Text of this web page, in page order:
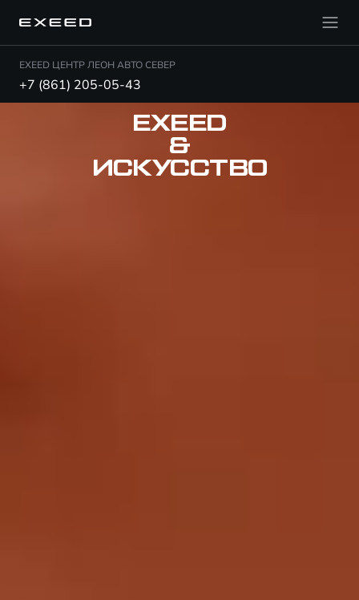
EXEED ЦЕНТР ЛЕОН АВТО СЕВЕР
+7 (861) 205-05-43
EXEED
&
ИСКУССТВО